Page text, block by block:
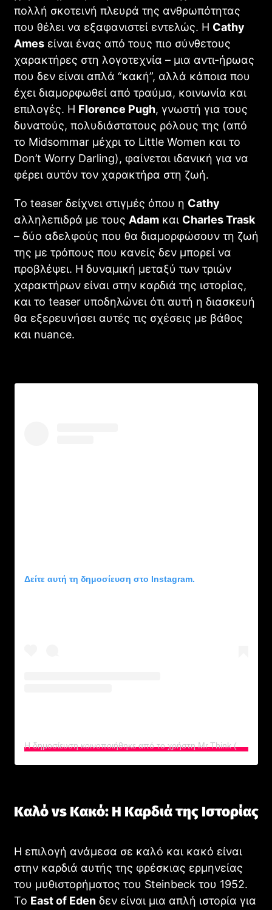
πολλή σκοτεινή πλευρά της ανθρωπότητας
που θέλει να εξαφανιστεί εντελώς. Η Cathy
Amesείναι ένας από τους πιο σύνθετους
χαρακτήρες στη λογοτεχνία – μια αντι-ήρωας
που δεν είναι απλά “κακή”, αλλά κάποια που
έχει διαμορφωθεί από τραύμα, κοινωνία και
επιλογές. Η Florence Pugh, γνωστή για τους
δυνατούς, πολυδιάστατους ρόλους της (από
το Midsommar μέχρι το Little Women και το
Don’t Worry Darling), φαίνεται ιδανική για να
φέρει αυτόν τον χαρακτήρα στη ζωή.
Το teaser δείχνει στιγμές όπου η Cathy
αλληλεπιδρά με τους Adamκαι Charles Trask
– δύο αδελφούς που θα διαμορφώσουν τη ζωή
της με τρόπους που κανείς δεν μπορεί να
προβλέψει. Η δυναμική μεταξύ των τριών
χαρακτήρων είναι στην καρδιά της ιστορίας,
και το teaser υποδηλώνει ότι αυτή η διασκευή
θα εξερευνήσει αυτές τις σχέσεις με βάθος
και nuance.
Δείτε αυτή τη δημοσίευση στο Instagram.
Η δημοσίευση κοινοποιήθηκε από το χρήστη Mr.Think (@m.r.thinkk)
Καλό vs Κακό: Η Καρδιά της Ιστορίας
Η επιλογή ανάμεσα σε καλό και κακό είναι
στην καρδιά αυτής της φρέσκιας ερμηνείας
του μυθιστορήματος του Steinbeck του 1952.
Το East of Edenδεν είναι μια απλή ιστορία για